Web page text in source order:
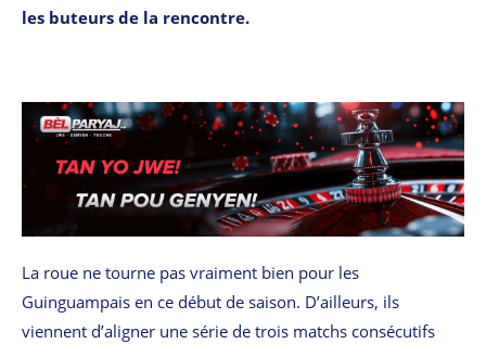
les buteurs de la rencontre.
La roue ne tourne pas vraiment bien pour les
Guinguampais en ce début de saison. D’ailleurs, ils
viennent d’aligner une série de trois matchs consécutifs